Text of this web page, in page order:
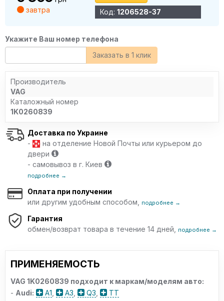
завтра
Код: 1206528-37
Укажите Ваш номер телефона
Заказать в 1 клик
Производитель
VAG
Каталожный номер
1K0260839
Доставка по Украине
-
на отделение Новой Почты или курьером до
двери
- самовывоз в г. Киев
подробнее →
Оплата при получении
или другим удобным способом,
подробнее →
Гарантия
обмен/возврат товара в течение 14 дней,
подробнее →
ПРИМЕНЯЕМОСТЬ
VAG 1K0260839 подходит к маркам/моделям авто:
- Audi: A1 A3 Q3
TT